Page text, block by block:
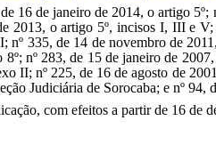
16 de janeiro de 2014, o artigo
2013, o artigo 5º, incisos I, III e
335, de 14 de novembro de
nº 283, de 15 de janeiro de
II; nº 225, de 16 de agosto de
Judiciária de Sorocaba; e nº 94,
com efeitos a partir de 16 de